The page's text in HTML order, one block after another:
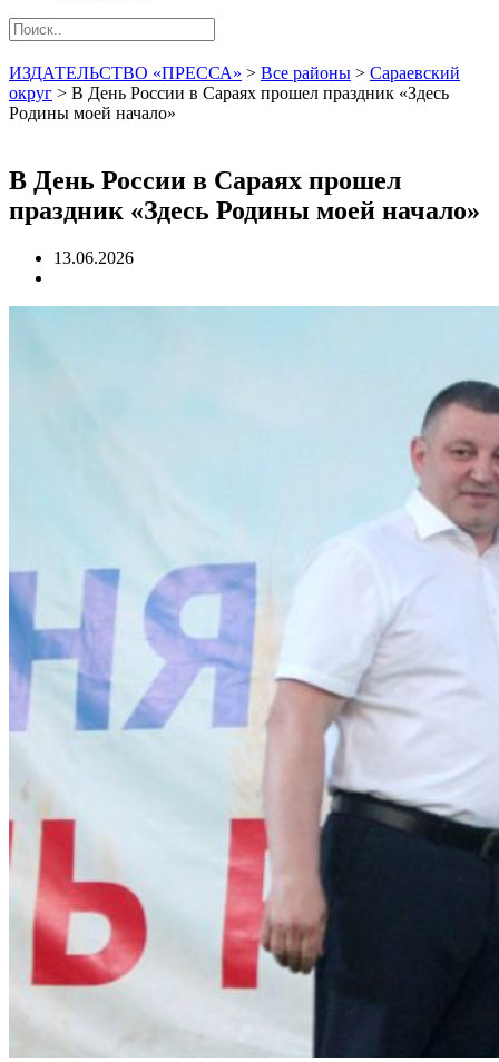
ИЗДАТЕЛЬСТВО «ПРЕССА» > Все районы > Сараевский
округ > В День России в Сараях прошел праздник «Здесь
Родины моей начало»
В День России в Сараях прошел
праздник «Здесь Родины моей начало»
13.06.2026